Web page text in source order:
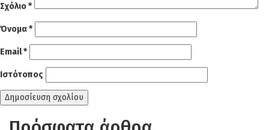
Σχόλιο*
Όνομα*
Email*
Ιστότοπος